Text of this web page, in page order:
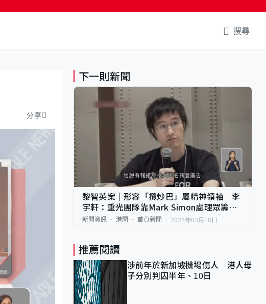
搜尋
分享
下一則新聞
黎智英案｜形容「攬炒巴」屬精神領袖 李
宇軒：重光團隊靠Mark Simon處理眾籌款
項
新聞資訊 港聞 首頁新聞 2024年03月18日
推薦閱讀
涉前年於新加坡機場傷人 港人母
子分別判囚半年、10日